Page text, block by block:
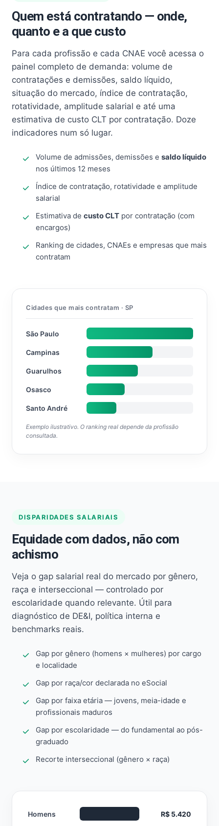
Quem está contratando — onde,
quanto e a que custo
Para cada profissão e cada CNAE você acessa o
painel completo de demanda: volume de
contratações e demissões, saldo líquido,
situação do mercado, índice de contratação,
rotatividade, amplitude salarial e até uma
estimativa de custo CLT por contratação. Doze
indicadores num só lugar.
Volume de admissões, demissões e saldo líquido
nos últimos 12 meses
Índice de contratação, rotatividade e amplitude
salarial
Estimativa de custo CLT por contratação (com
encargos)
Ranking de cidades, CNAEs e empresas que mais
contratam
Cidades que mais contratam · SP
São Paulo
Campinas
Guarulhos
Osasco
Santo André
Exemplo ilustrativo. O ranking real depende da profissão
consultada.
DISPARIDADES SALARIAIS
Equidade com dados, não com
achismo
Veja o gap salarial real do mercado por gênero,
raça e interseccional — controlado por
escolaridade quando relevante. Útil para
diagnóstico de DE&I, política interna e
benchmarks reais.
Gap por gênero (homens × mulheres) por cargo
e localidade
Gap por raça/cor declarada no eSocial
Gap por faixa etária — jovens, meia-idade e
profissionais maduros
Gap por escolaridade — do fundamental ao pós-
graduado
Recorte interseccional (gênero × raça)
Homens R$ 5.420